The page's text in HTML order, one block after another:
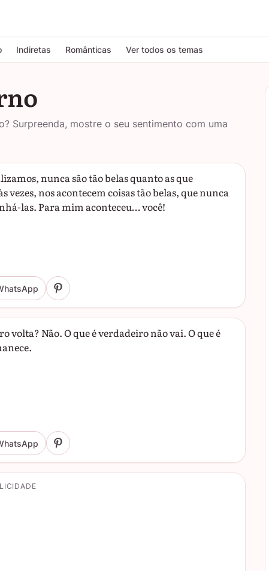
Indiretas Românticas Ver todos os temas
Surpreenda, mostre o seu sentimento com uma
nunca são tão belas quanto as que
vezes, nos acontecem coisas tão belas, que nunca
las. Para mim aconteceu… você!
volta? Não. O que é verdadeiro não vai. O que é